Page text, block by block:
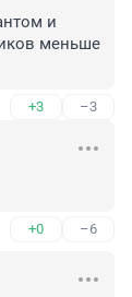
и
меньше
+3 –3
+0 –6